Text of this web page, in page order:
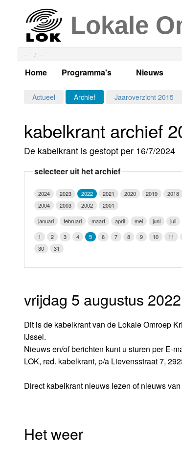
Lokale
- -
Home Programma's
Alle dagen
Per dag
Maandag
Vrijdag
Luister LOK Live
LOK schijf
Oude LOK programma's
Nieuws
Actueel
Kabelkrant
Actueel Archief Jaaroverzicht 2015
kabelkrant archief
De kabelkrant is gestopt per 16/7/2024
selecteer uit het archief
2024 2023 2022 2021 2020 2019 2018
2004
2003 2002
2001
januari
februari maart april mei juni juli
1
2 3 4 5 6 7 8 9 10 11
30
31
vrijdag 5 augustus 2022
Dit is de kabelkrant van de Lokale Omroep
IJssel.
Nieuws en/of berichten kunt u sturen per E-
LOK, red. kabelkrant, p/a Lievensstraat 7,
Direct kabelkrant nieuws lezen of nieuws
Het weer